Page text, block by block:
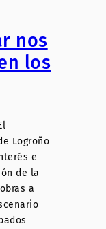
nos
los
Logroño
e
de la
a